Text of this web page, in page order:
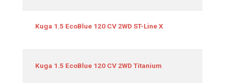
Kuga 1.5 EcoBlue 120 CV 2WD ST-Line X
Kuga 1.5 EcoBlue 120 CV 2WD Titanium